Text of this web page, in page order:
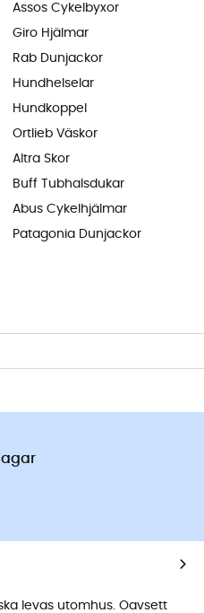
Assos Cykelbyxor
Giro Hjälmar
Rab Dunjackor
Hundhelselar
Hundkoppel
Ortlieb Väskor
Altra Skor
Buff Tubhalsdukar
Abus Cykelhjälmar
Patagonia Dunjackor
levas utomhus. Oavsett